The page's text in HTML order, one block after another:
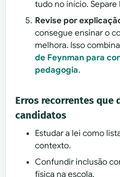
tudo no início. Separe
Revise por
consegue ensinar o
melhora. Isso
de Feynman para
pedagogia.
Erros recorrentes que
candidatos
Estudar a lei como
contexto.
Confundir inclusão
física na escola.